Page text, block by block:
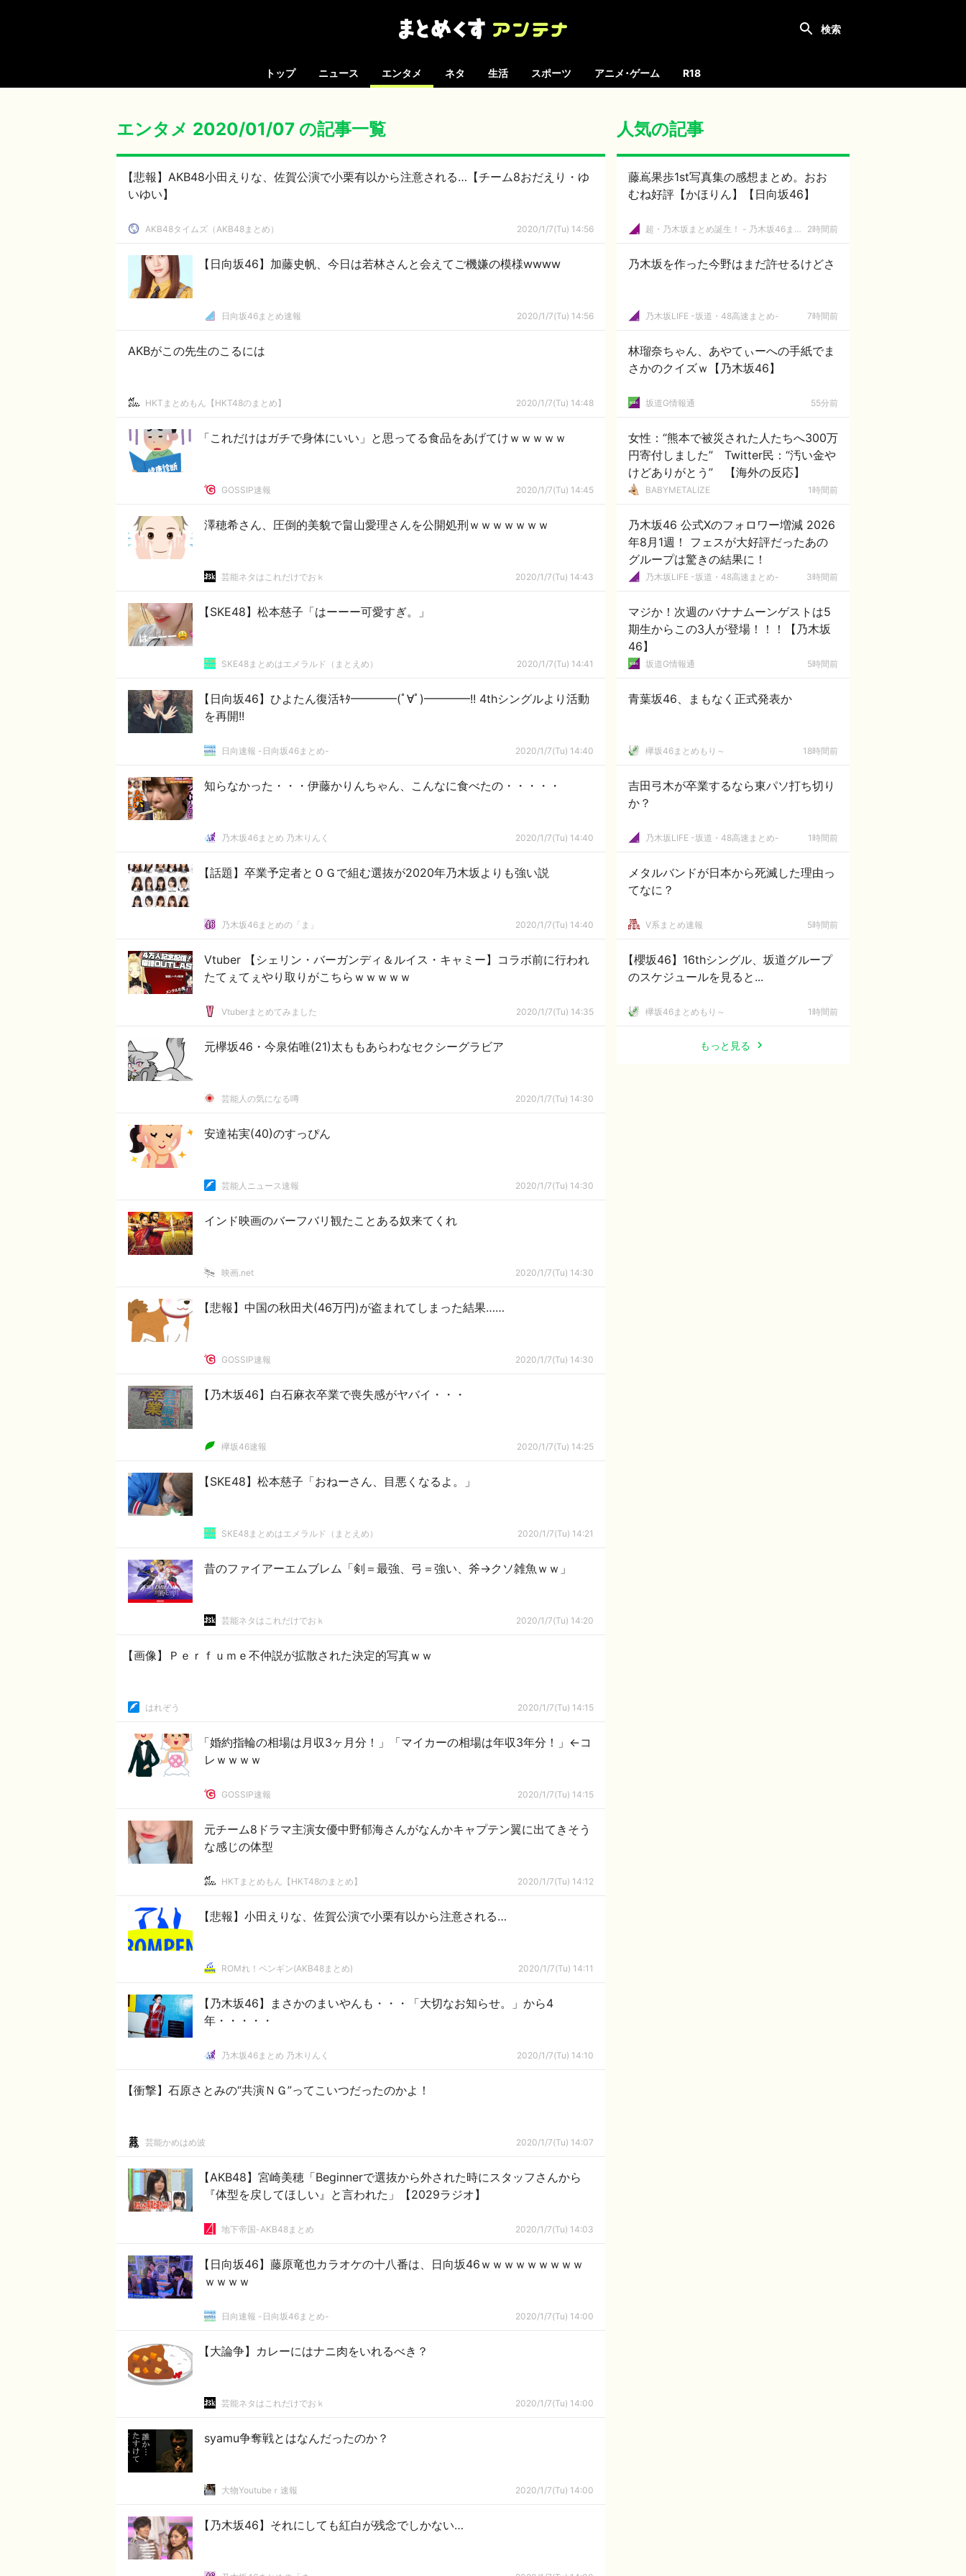
トップ ニュース エンタメ ネタ 生活 スポーツ アニメ･ゲーム R18
エンタメ 2020/01/07 の記事一覧
【悲報】AKB48小田えりな、佐賀公演で小栗有以から注意される…【チーム8おだえり・ゆ
いゆい】
AKB48タイムズ（AKB48まとめ） 2020/1/7(Tu) 14:56
【日向坂46】加藤史帆、今日は若林さんと会えてご機嫌の模様wwww
日向坂46まとめ速報 2020/1/7(Tu) 14:56
AKBがこの先生のこるには
HKTまとめもん【HKT48のまとめ】 2020/1/7(Tu) 14:48
「これだけはガチで身体にいい」と思ってる食品をあげてけｗｗｗｗｗ
GOSSIP速報 2020/1/7(Tu) 14:45
澤穂希さん、圧倒的美貌で畠山愛理さんを公開処刑ｗｗｗｗｗｗｗ
芸能ネタはこれだけでおｋ 2020/1/7(Tu) 14:43
【SKE48】松本慈子「はーーー可愛すぎ。」
SKE48まとめはエメラルド（まとえめ） 2020/1/7(Tu) 14:41
【日向坂46】ひよたん復活ｷﾀ━━━━(ﾟ∀ﾟ)━━━━!! 4thシングルより活動
を再開!!
日向速報 -日向坂46まとめ- 2020/1/7(Tu) 14:40
知らなかった・・・伊藤かりんちゃん、こんなに食べたの・・・・・
乃木坂46まとめ 乃木りんく 2020/1/7(Tu) 14:40
【話題】卒業予定者とＯＧで組む選抜が2020年乃木坂よりも強い説
乃木坂46まとめの「ま」 2020/1/7(Tu) 14:40
Vtuber 【シェリン・バーガンディ＆ルイス・キャミー】コラボ前に行われ
たてぇてぇやり取りがこちらｗｗｗｗｗ
Vtuberまとめてみました 2020/1/7(Tu) 14:35
元欅坂46・今泉佑唯(21)太ももあらわなセクシーグラビア
芸能人の気になる噂 2020/1/7(Tu) 14:30
安達祐実(40)のすっぴん
芸能人ニュース速報 2020/1/7(Tu) 14:30
インド映画のバーフバリ観たことある奴来てくれ
映画.net 2020/1/7(Tu) 14:30
【悲報】中国の秋田犬(46万円)が盗まれてしまった結果……
GOSSIP速報 2020/1/7(Tu) 14:30
【乃木坂46】白石麻衣卒業で喪失感がヤバイ・・・
欅坂46速報 2020/1/7(Tu) 14:25
【SKE48】松本慈子「おねーさん、目悪くなるよ。」
SKE48まとめはエメラルド（まとえめ） 2020/1/7(Tu) 14:21
昔のファイアーエムブレム「剣＝最強、弓＝強い、斧→クソ雑魚ｗｗ」
芸能ネタはこれだけでおｋ 2020/1/7(Tu) 14:20
【画像】Ｐｅｒｆｕｍｅ不仲説が拡散された決定的写真ｗｗ
はれぞう 2020/1/7(Tu) 14:15
「婚約指輪の相場は月収3ヶ月分！」「マイカーの相場は年収3年分！」←コ
レｗｗｗｗ
GOSSIP速報 2020/1/7(Tu) 14:15
元チーム8ドラマ主演女優中野郁海さんがなんかキャプテン翼に出てきそう
な感じの体型
HKTまとめもん【HKT48のまとめ】 2020/1/7(Tu) 14:12
【悲報】小田えりな、佐賀公演で小栗有以から注意される…
ROMれ！ペンギン(AKB48まとめ) 2020/1/7(Tu) 14:11
【乃木坂46】まさかのまいやんも・・・「大切なお知らせ。」から4
年・・・・・
乃木坂46まとめ 乃木りんく 2020/1/7(Tu) 14:10
【衝撃】石原さとみの“共演ＮＧ”ってこいつだったのかよ！
芸能かめはめ波 2020/1/7(Tu) 14:07
【AKB48】宮崎美穂「Beginnerで選抜から外された時にスタッフさんから
『体型を戻してほしい』と言われた」【2029ラジオ】
地下帝国-AKB48まとめ 2020/1/7(Tu) 14:03
【日向坂46】藤原竜也カラオケの十八番は、日向坂46ｗｗｗｗｗｗｗｗｗ
ｗｗｗｗ
日向速報 -日向坂46まとめ- 2020/1/7(Tu) 14:00
【大論争】カレーにはナニ肉をいれるべき？
芸能ネタはこれだけでおｋ 2020/1/7(Tu) 14:00
syamu争奪戦とはなんだったのか？
大物Youtubeｒ速報 2020/1/7(Tu) 14:00
【乃木坂46】それにしても紅白が残念でしかない…
人気の記事
藤嶌果歩1st写真集の感想まとめ。おお
むね好評【かほりん】【日向坂46】
超・乃木坂まとめ誕生！ - 乃木坂46まとめ 2時間前
乃木坂を作った今野はまだ許せるけどさ
乃木坂LIFE -坂道・48高速まとめ- 7時間前
林瑠奈ちゃん、あやてぃーへの手紙でま
さかのクイズｗ【乃木坂46】
坂道G情報通 55分前
女性：“熊本で被災された人たちへ300万
円寄付しました” Twitter民：“汚い金や
けどありがとう” 【海外の反応】
BABYMETALIZE 1時間前
乃木坂46 公式Xのフォロワー増減 2026
年8月1週！ フェスが大好評だったあの
グループは驚きの結果に！
乃木坂LIFE -坂道・48高速まとめ- 3時間前
マジか！次週のバナナムーンゲストは5
期生からこの3人が登場！！！【乃木坂
46】
坂道G情報通 5時間前
青葉坂46、まもなく正式発表か
欅坂46まとめもり～ 18時間前
吉田弓木が卒業するなら東パソ打ち切り
か？
乃木坂LIFE -坂道・48高速まとめ- 1時間前
メタルバンドが日本から死滅した理由っ
てなに？
V系まとめ速報 5時間前
【櫻坂46】16thシングル、坂道グループ
のスケジュールを見ると...
欅坂46まとめもり～ 1時間前
もっと見る